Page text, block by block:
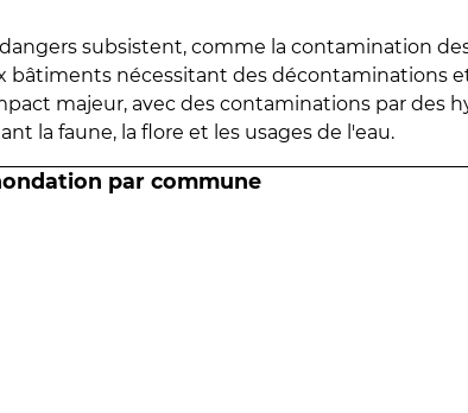
subsistent, comme la contamination
bâtiments nécessitant des décontaminations
majeur, avec des contaminations par des
la faune, la flore et les usages de l'eau.
par commune